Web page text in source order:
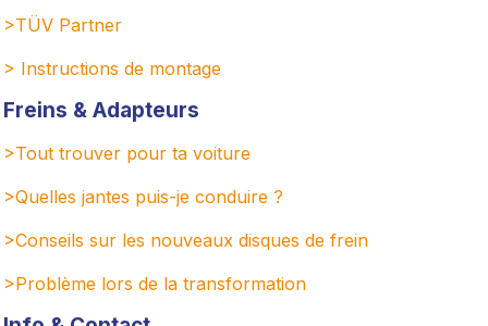
>TÜV Partner
> Instructions de montage
Freins & Adapteurs
>Tout trouver pour ta voiture
>Quelles jantes puis-je conduire ?
>Conseils sur les nouveaux disques de frein
>Problème lors de la transformation